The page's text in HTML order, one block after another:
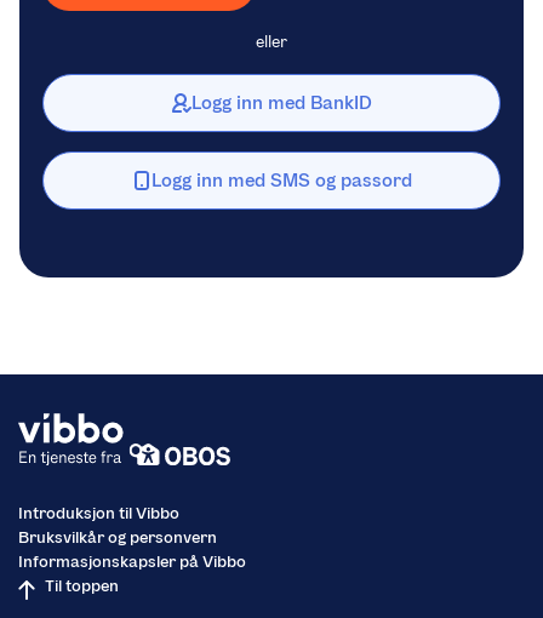
eller
Logg inn med BankID
Logg inn med SMS og passord
Introduksjon til Vibbo
Bruksvilkår og personvern
Informasjonskapsler på Vibbo
Til toppen